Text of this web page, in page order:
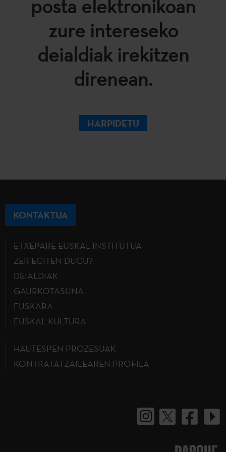
posta elektronikoan
zure intereseko
deialdiak irekitzen
direnean.
HARPIDETU
KONTAKTUA
ETXEPARE EUSKAL INSTITUTUA
ZER EGITEN DUGU?
DEIALDIAK
GAURKOTASUNA
EUSKARA
EUSKAL KULTURA
HAUTESPEN PROZESUAK
KONTRATATZAILEAREN PROFILA